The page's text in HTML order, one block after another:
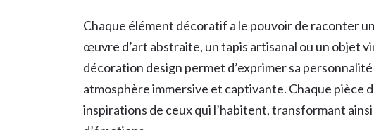
Chaque élément décoratif a le pouvoir de raconter
œuvre d’art abstraite, un tapis artisanal ou un objet
décoration design permet d’exprimer sa
atmosphère immersive et captivante. Chaque pièce
inspirations de ceux qui l’habitent, transformant